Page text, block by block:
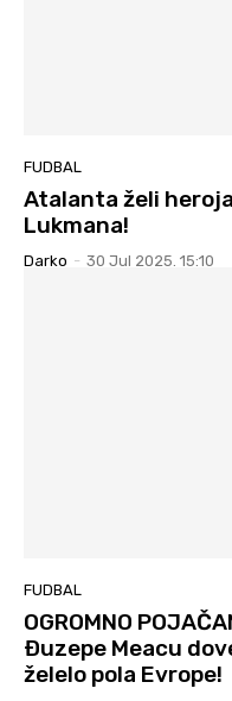
FUDBAL
Atalanta želi
Lukmana!
Darko - 30 Jul 2025. 15:10
FUDBAL
OGROMNO
Ðuzepe Meacu
želelo pola Evrope!